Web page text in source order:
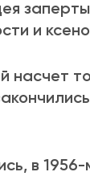
и
насчет
в 1956-